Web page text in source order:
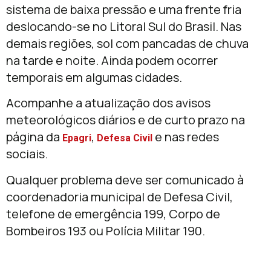
sistema de baixa pressão e uma frente fria
deslocando-se no Litoral Sul do Brasil. Nas
demais regiões, sol com pancadas de chuva
na tarde e noite. Ainda podem ocorrer
temporais em algumas cidades.
Acompanhe a atualização dos avisos
meteorológicos diários e de curto prazo na
página da Epagri, Defesa Civil e nas redes
sociais.
Qualquer problema deve ser comunicado à
coordenadoria municipal de Defesa Civil,
telefone de emergência 199, Corpo de
Bombeiros 193 ou Polícia Militar 190.